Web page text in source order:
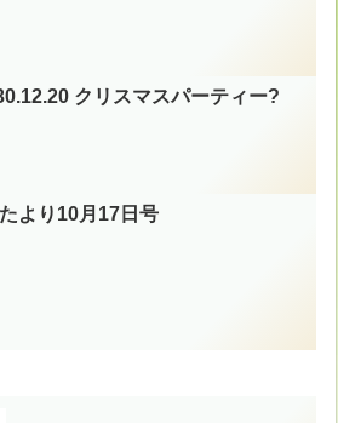
クリスマスパーティー?
より10月17日号